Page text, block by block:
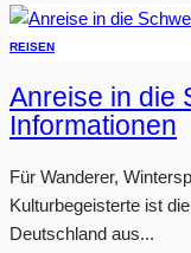
REISEN
Anreise in die
Informationen
Für Wanderer,
Kulturbegeisterte ist
Deutschland aus...